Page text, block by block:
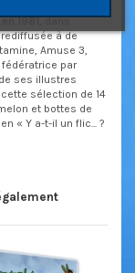
son titre original
1981, dans
à de
Amuse 3,
fédératrice par
ses illustres
sélection de 14
et bottes de
« Y a-t-il un flic... ?